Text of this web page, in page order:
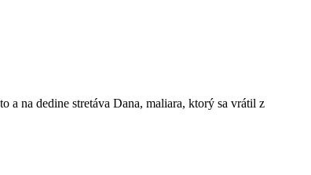
a na dedine stretáva Dana, maliara, ktorý sa vrátil z